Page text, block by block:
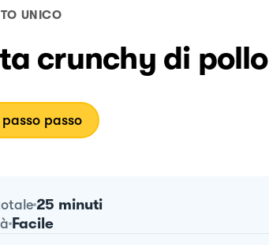
UNICO
crunchy di pollo
passo
25 minuti
Facile